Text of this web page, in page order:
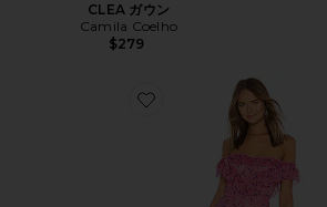
CLEA ガウン
Camila Coelho
$279